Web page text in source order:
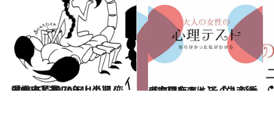
2019.12.24
【蠍座】2020年上半期 恋愛＆SEX運 JINMUのアムール占星術
占い 2019.11.27
【心理テスト】「失恋後の次の恋人」 その人が乗っていたのは？
占い